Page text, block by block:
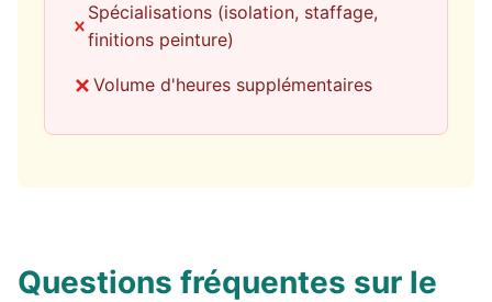
Spécialisations (isolation, staffage,
finitions peinture)
Volume d'heures supplémentaires
Questions fréquentes sur le